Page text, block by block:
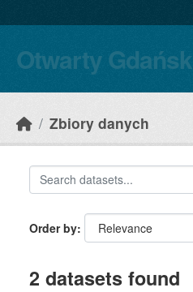
Otwarty Gdańsk
Zbiory danych
Order by
2 datasets found